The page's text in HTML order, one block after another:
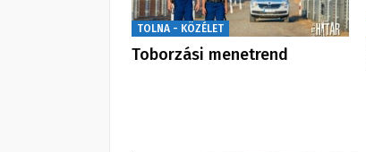
TOLNA - KÖZÉLET
Toborzási menetrend